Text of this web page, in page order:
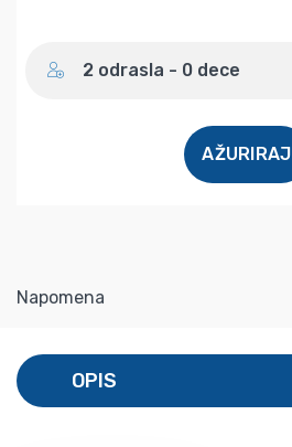
2 odrasla - 0 dece
AŽURIRAJ
Napomena
OPIS